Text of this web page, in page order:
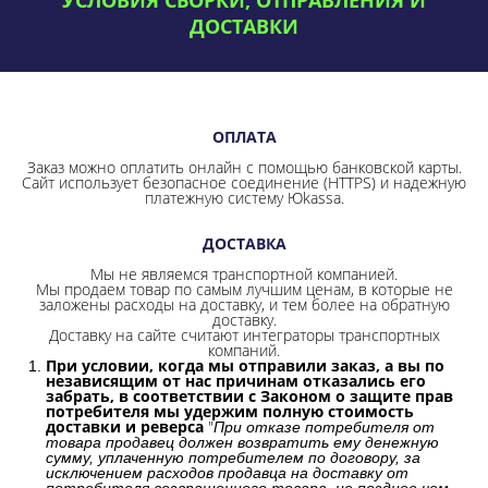
ДОСТАВКИ
ОПЛАТА
Заказ можно оплатить онлайн с помощью банковской карты.
Сайт использует безопасное соединение (HTTPS) и надежную
платежную систему Юkassa.
ДОСТАВКА
Мы не являемся транспортной компанией.
Мы продаем товар по самым лучшим ценам, в которые не
заложены расходы на доставку, и тем более на обратную
доставку.
Доставку на сайте считают интеграторы транспортных
компаний.
При условии, когда мы отправили заказ, а вы по
независящим от нас причинам отказались его
забрать, в соответствии с Законом о защите прав
потребителя мы удержим полную стоимость
доставки и реверса "При отказе потребителя от
товара продавец должен возвратить ему денежную
сумму, уплаченную потребителем по договору, за
исключением расходов продавца на доставку от